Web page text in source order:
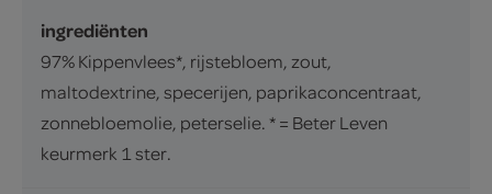
ingrediënten
97% Kippenvlees*, rijstebloem, zout,
maltodextrine, specerijen, paprikaconcentraat,
zonnebloemolie, peterselie. * = Beter Leven
keurmerk 1 ster.